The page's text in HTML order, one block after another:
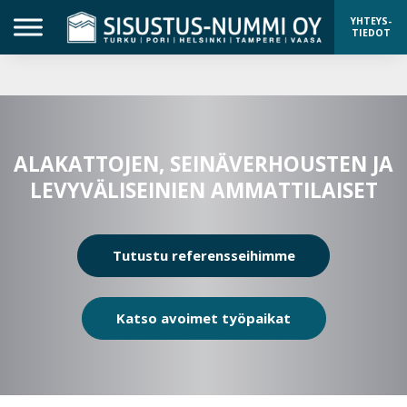
YHTEYS-
TIEDOT
ALAKATTOJEN, SEINÄVERHOUSTEN JA
LEVYVÄLISEINIEN AMMATTILAISET
Tutustu referensseihimme
Katso avoimet työpaikat